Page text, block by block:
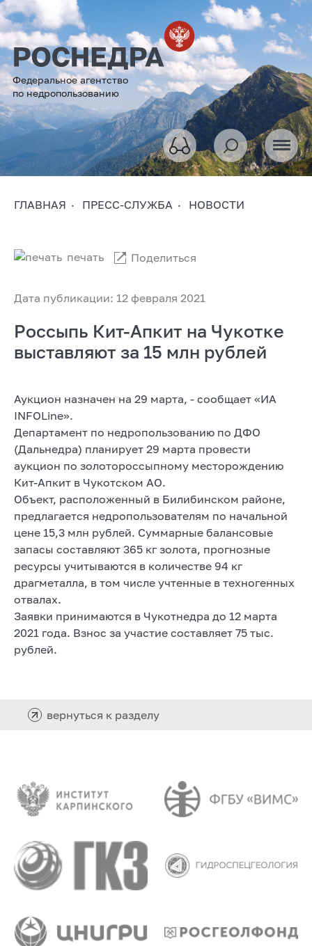
Федеральное агентство
по недропользованию
ГЛАВНАЯ ПРЕСС-СЛУЖБА НОВОСТИ
Дата публикации: 12 февраля 2021
печать Поделиться
Россыпь Кит-Апкит на Чукотке
выставляют за 15 млн рублей
Аукцион назначен на 29 марта, - сообщает «ИА
INFOLine».
Департамент по недропользованию по ДФО
(Дальнедра) планирует 29 марта провести
аукцион по золотороссыпному месторождению
Кит-Апкит в Чукотском АО.
Объект, расположенный в Билибинском районе,
предлагается недропользователям по начальной
цене 15,3 млн рублей. Суммарные балансовые
запасы составляют 365 кг золота, прогнозные
ресурсы учитываются в количестве 94 кг
драгметалла, в том числе учтенные в техногенных
отвалах.
Заявки принимаются в Чукотнедра до 12 марта
2021 года. Взнос за участие составляет 75 тыс.
рублей.
вернуться к разделу